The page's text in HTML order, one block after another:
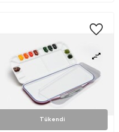
Tükendi